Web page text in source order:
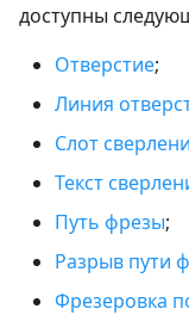
доступны
Отверстие;
Линия
Слот
Текст
Путь фрезы;
Разрыв пути
Фрезеровка